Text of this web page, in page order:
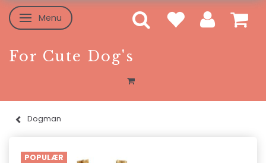
Skifte navigation
Menu
For Cute Dog's
Dogman
POPULÆR